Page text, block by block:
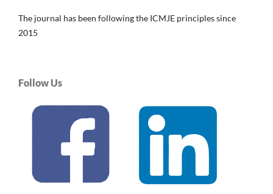
The journal has been following the ICMJE principles since
2015
Follow Us